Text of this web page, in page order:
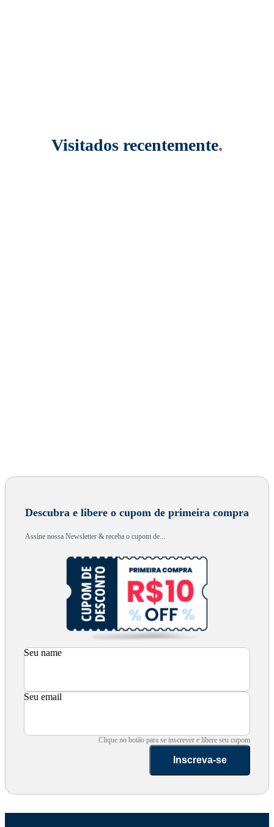
Visitados recentemente.
Descubra e libere o cupom de primeira compra
Assine nossa Newsletter & receba o cupom de...
Seu name
Seu email
Clique no botão para se inscrever e libere seu cupom
Inscreva-se